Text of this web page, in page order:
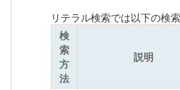
リテラル検索では以下の検
検
索
方
法
説明